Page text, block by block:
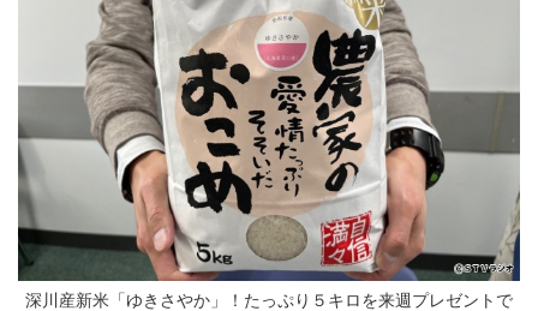
深川産新米「ゆきさやか」！たっぷり５キロを来週プレゼントで